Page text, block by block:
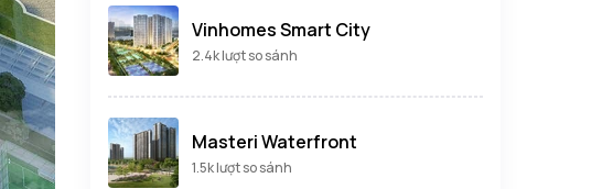
Vinhomes Smart City
2.4k lượt so sánh
Masteri Waterfront
1.5k lượt so sánh